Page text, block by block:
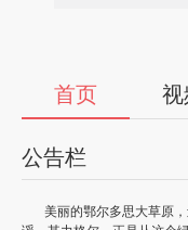
首页 视
公告栏
美丽的鄂尔多思大草原，